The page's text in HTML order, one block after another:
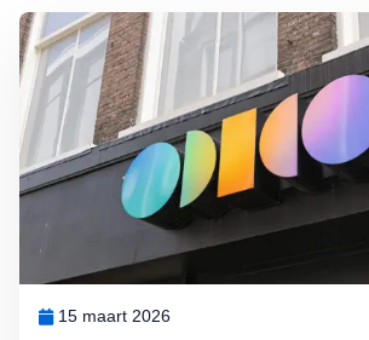
15 maart 2026
Lees meer over Dit kunt u doen als uw